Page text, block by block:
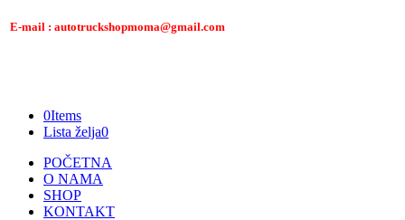
E-mail : autotruckshopmoma@gmail.com
0Items
Lista želja0
POČETNA
O NAMA
SHOP
KONTAKT